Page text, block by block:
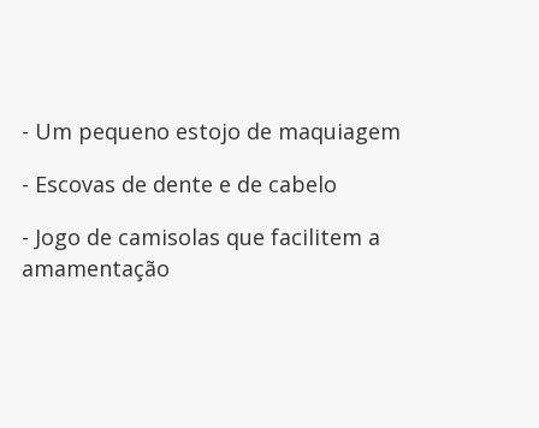
- Um pequeno estojo de maquiagem
- Escovas de dente e de cabelo
- Jogo de camisolas que facilitem a
amamentação